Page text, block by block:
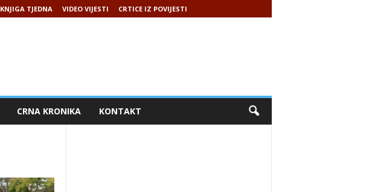
KNJIGA TJEDNA VIDEO VIJESTI CRTICE IZ POVIJESTI
CRNA KRONIKA KONTAKT